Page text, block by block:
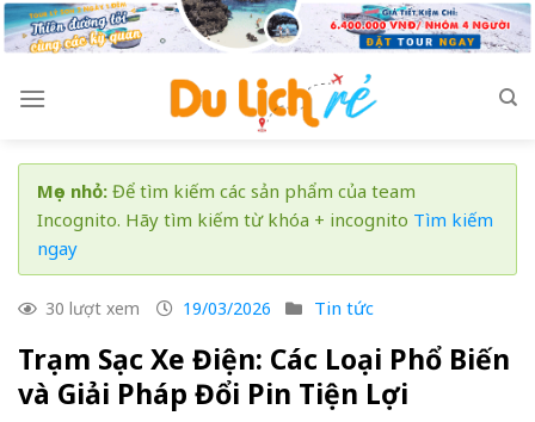
Skip
to
Mẹo nhỏ: Để tìm kiếm các sản phẩm của team
Incognito. Hãy tìm kiếm từ khóa + incognito Tìm kiếm
ngay
30 lượt xem 19/03/2026 Tin tức
Trạm Sạc Xe Điện: Các Loại Phổ Biến
và Giải Pháp Đổi Pin Tiện Lợi